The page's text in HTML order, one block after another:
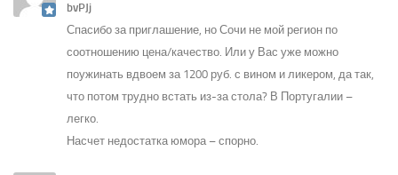
bvPJj
Спасибо за приглашение, но Сочи не мой регион по
соотношению цена/качество. Или у Вас уже можно
поужинать вдвоем за 1200 руб. с вином и ликером, да так,
что потом трудно встать из-за стола? В Португалии –
легко.
Насчет недостатка юмора – спорно.